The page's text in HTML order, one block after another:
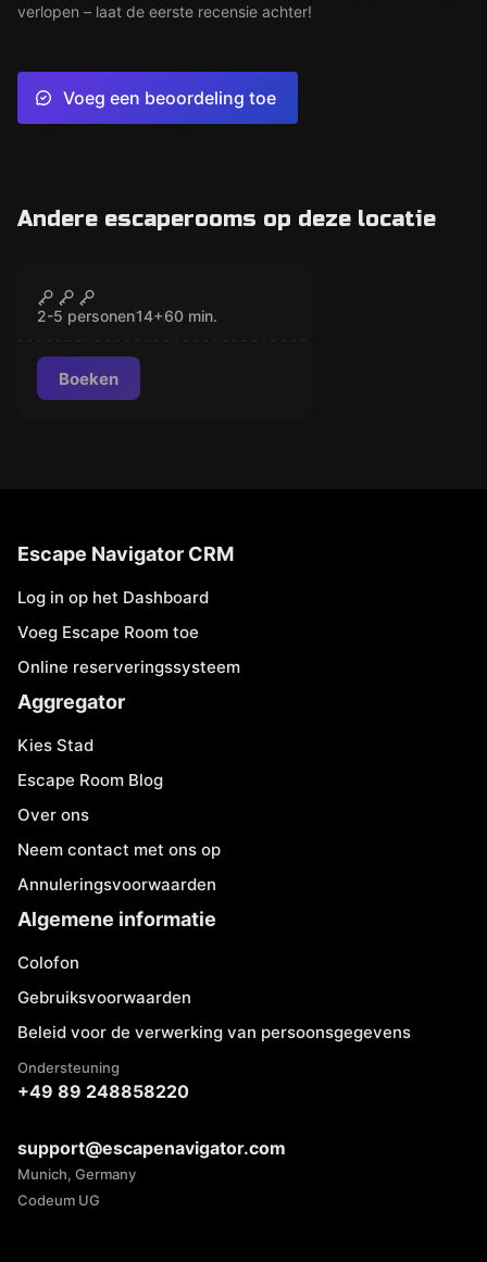
verlopen – laat de eerste recensie achter!
Voeg een beoordeling toe
Andere escaperooms op deze locatie
Las Vegas
2-5 personen14+60 min.
Boeken
Escape Navigator CRM
Log in op het Dashboard
Voeg Escape Room toe
Online reserveringssysteem
Aggregator
Kies Stad
Escape Room Blog
Over ons
Neem contact met ons op
Annuleringsvoorwaarden
Algemene informatie
Colofon
Gebruiksvoorwaarden
Beleid voor de verwerking van persoonsgegevens
Ondersteuning
+49 89 248858220
support@escapenavigator.com
Munich, Germany
Codeum UG